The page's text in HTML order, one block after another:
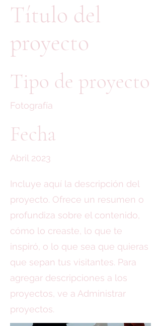
Título del
proyecto
Tipo de proyecto
Fotografía
Fecha
Abril 2023
Incluye aquí la descripción del
proyecto. Ofrece un resumen o
profundiza sobre el contenido,
cómo lo creaste, lo que te
inspiró, o lo que sea que quieras
que sepan tus visitantes. Para
agregar descripciones a los
proyectos, ve a Administrar
proyectos.